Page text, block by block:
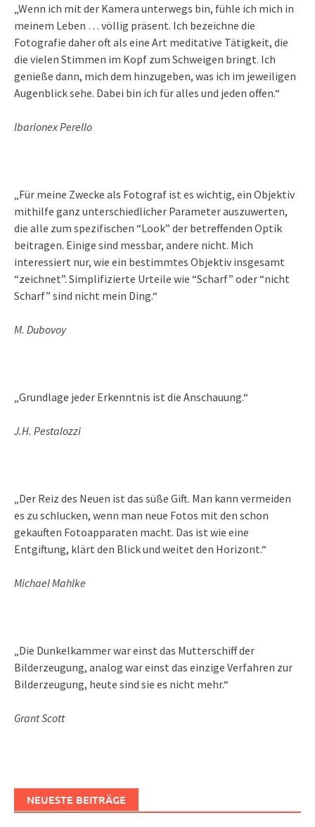
„Wenn ich mit der Kamera unterwegs bin, fühle ich mich in
meinem Leben … völlig präsent. Ich bezeichne die
Fotografie daher oft als eine Art meditative Tätigkeit, die
die vielen Stimmen im Kopf zum Schweigen bringt. Ich
genieße dann, mich dem hinzugeben, was ich im jeweiligen
Augenblick sehe. Dabei bin ich für alles und jeden offen.“
Ibarionex Perello
„Für meine Zwecke als Fotograf ist es wichtig, ein Objektiv
mithilfe ganz unterschiedlicher Parameter auszuwerten,
die alle zum spezifischen “Look” der betreffenden Optik
beitragen. Einige sind messbar, andere nicht. Mich
interessiert nur, wie ein bestimmtes Objektiv insgesamt
“zeichnet”. Simplifizierte Urteile wie “Scharf” oder “nicht
Scharf” sind nicht mein Ding.“
M. Dubovoy
„Grundlage jeder Erkenntnis ist die Anschauung.“
J.H. Pestalozzi
„Der Reiz des Neuen ist das süße Gift. Man kann vermeiden
es zu schlucken, wenn man neue Fotos mit den schon
gekauften Fotoapparaten macht. Das ist wie eine
Entgiftung, klärt den Blick und weitet den Horizont.“
Michael Mahlke
„Die Dunkelkammer war einst das Mutterschiff der
Bilderzeugung, analog war einst das einzige Verfahren zur
Bilderzeugung, heute sind sie es nicht mehr.“
Grant Scott
NEUESTE BEITRÄGE